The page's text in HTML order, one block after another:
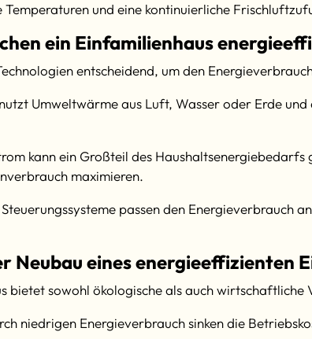
Temperaturen und eine kontinuierliche
ein Einfamilienhaus
entscheidend, um den
Umweltwärme aus Luft, Wasser oder Erde
kann ein Großteil des
maximieren.
passen den Energieverbrauch
Neubau eines energieeffizienten
bietet sowohl ökologische als auch wirtschaftliche
niedrigen Energieverbrauch sinken die